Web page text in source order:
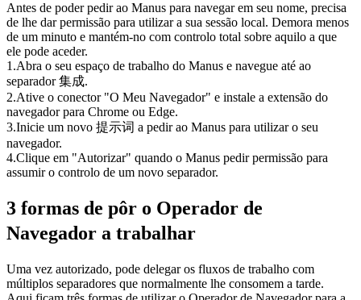
Antes de poder pedir ao Manus para navegar em seu nome, precisa
de lhe dar permissão para utilizar a sua sessão local. Demora menos
de um minuto e mantém-no com controlo total sobre aquilo a que
ele pode aceder.
1 .Abra o seu espaço de trabalho do Manus e navegue até ao
separador 集成.
2.Ative o conector "O Meu Navegador" e instale a extensão do
navegador para Chrome ou Edge.
3.Inicie um novo 提示词 a pedir ao Manus para utilizar o seu
navegador.
4.Clique em "Autorizar" quando o Manus pedir permissão para
assumir o controlo de um novo separador.
3 formas de pôr o Operador de
Navegador a trabalhar
Uma vez autorizado, pode delegar os fluxos de trabalho com
múltiplos separadores que normalmente lhe consomem a tarde.